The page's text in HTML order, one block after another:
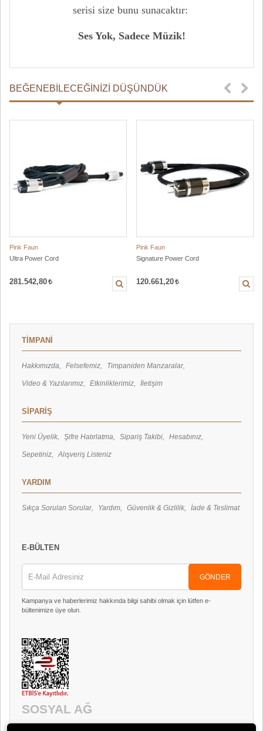
serisi size bunu sunacaktır:
Ses Yok, Sadece Müzik!
BEĞENEBILECEĞINIZI DÜŞÜNDÜK
Pink Faun
Ultra Power Cord
281.542,80
Pink Faun
Signature Power Cord
120.661,20
TİMPANİ
Hakkımızda Felsefemiz Timpaniden Manzaralar
Video & Yazılarımız Etkinliklerimiz İletişim
SİPARİŞ
Yeni Üyelik Şifre Hatırlatma Sipariş Takibi Hesabınız
Sepetiniz Alışveriş Listeniz
YARDIM
Sıkça Sorulan Sorular Yardım Güvenlik & Gizlilik İade & Teslimat
E-BÜLTEN
GÖNDER
Kampanya ve haberlerimiz hakkında bilgi sahibi olmak için lütfen e-
bültenimize üye olun.
SOSYAL AĞ